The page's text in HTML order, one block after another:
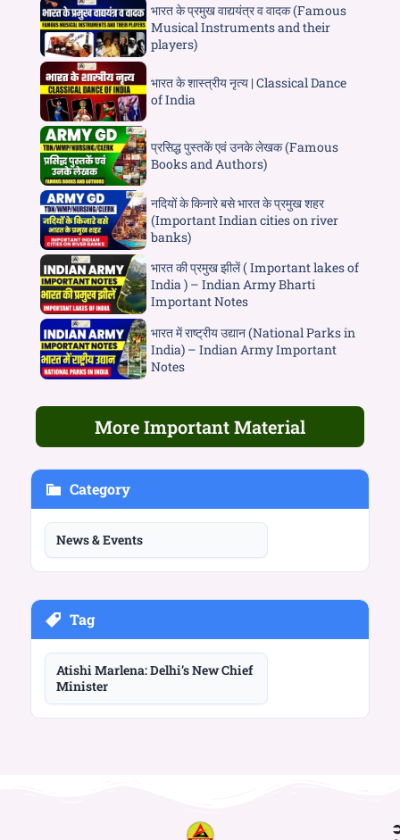
भारत के प्रमुख वाद्ययंत्र व वादक (Famous
Musical Instruments and their
players)
भारत के शास्त्रीय नृत्य | Classical Dance
of India
प्रसिद्ध पुस्तकें एवं उनके लेखक (Famous
Books and Authors)
नदियों के किनारे बसे भारत के प्रमुख शहर
(Important Indian cities on river
banks)
भारत की प्रमुख झीलें ( Important lakes of
India ) – Indian Army Bharti
Important Notes
भारत में राष्ट्रीय उद्यान (National Parks in
India) – Indian Army Important
Notes
More Important Material
Category
News & Events
Tag
Atishi Marlena: Delhi’s New Chief
Minister